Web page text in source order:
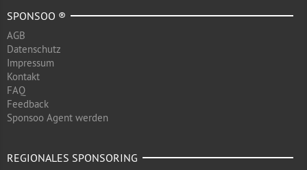
SPONSOO ®
AGB
Datenschutz
Impressum
Kontakt
FAQ
Feedback
Sponsoo Agent werden
REGIONALES SPONSORING